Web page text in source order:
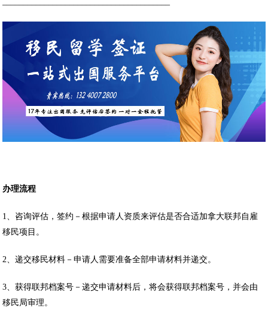
办理流程
1、咨询评估，签约－根据申请人资质来评估是否合适加拿大联邦自雇
移民项目。
2、递交移民材料－申请人需要准备全部申请材料并递交。
3、获得联邦档案号－递交申请材料后，将会获得联邦档案号，并会由
移民局审理。